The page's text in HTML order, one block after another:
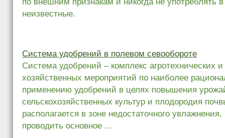
неизвестные.
Система удобрений в полевом севообороте
Система удобрений – комплекс агротехнических
хозяйственных мероприятий по наиболее
применению удобрений в целях повышения
сельскохозяйственных культур и плодородия
располагается в зоне недостаточного
проводить основное ...